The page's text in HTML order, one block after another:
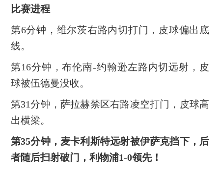
比赛进程
第6分钟，维尔茨右路内切打门，皮球偏出底
线。
第16分钟，布伦南-约翰逊左路内切远射，皮
球被伍德曼没收。
第31分钟，萨拉赫禁区右路凌空打门，皮球高
出横梁。
第35分钟，麦卡利斯特远射被伊萨克挡下，后
者随后扫射破门，利物浦1-0领先！